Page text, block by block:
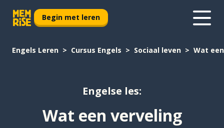
Begin met leren
Engels Leren Cursus Engels Sociaal leven Wat
Engelse les:
Wat een verveling